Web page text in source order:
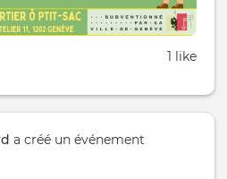
1 like
a créé un événement